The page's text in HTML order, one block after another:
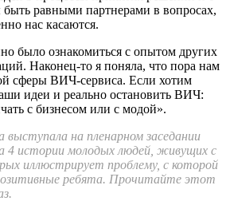
равными партнерами в вопросах,
нас касаются.
было ознакомиться с опытом других
Наконец-то я поняла, что пора нам
сферы ВИЧ-сервиса. Если хотим
идеи и реально остановить ВИЧ:
с бизнесом или с модой».
на пленарном заседании
4 истории молодых людей, живущих с
иллюстрирует проблему, с которой
ребята. Прочитайте этот